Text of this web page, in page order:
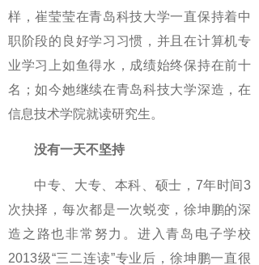
样，崔莹莹在青岛科技大学一直保持着中
职阶段的良好学习习惯，并且在计算机专
业学习上如鱼得水，成绩始终保持在前十
名；如今她继续在青岛科技大学深造，在
信息技术学院就读研究生。
没有一天不坚持
中专、大专、本科、硕士，7年时间3
次抉择，每次都是一次蜕变，徐坤鹏的深
造之路也非常努力。进入青岛电子学校
2013级“三二连读”专业后，徐坤鹏一直很